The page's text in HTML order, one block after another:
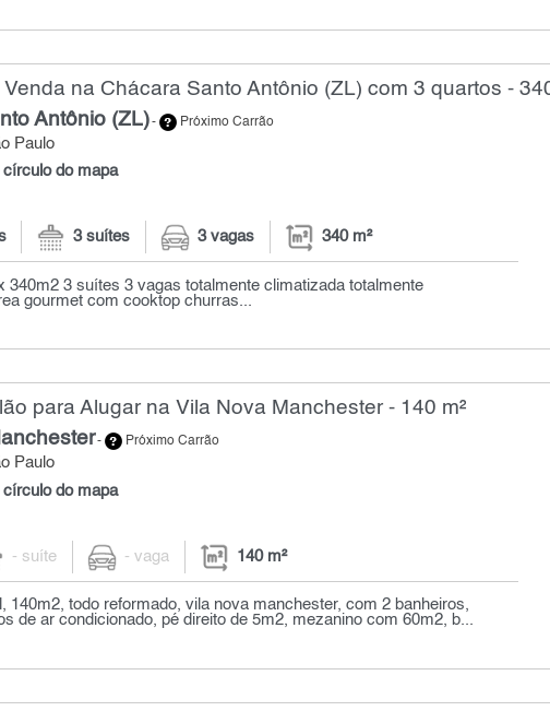
na Chácara Santo Antônio (ZL) com 3 quartos -
Antônio (ZL)- Próximo Carrão
Paulo
círculo do mapa
3 suítes 3 vagas 340 m²
340m2 3 suítes 3 vagas totalmente climatizada totalmente
gourmet com cooktop churras...
para Alugar na Vila Nova Manchester - 140 m²
- Próximo Carrão
Paulo
círculo do mapa
- suíte - vaga 140 m²
140m2, todo reformado, vila nova manchester, com 2 banheiros,
de ar condicionado, pé direito de 5m2, mezanino com 60m2, b...